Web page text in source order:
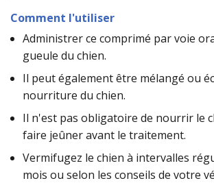
Comment l'utiliser
Administrer ce comprimé par voie
gueule du chien.
Il peut également être mélangé ou
nourriture du chien.
Il n'est pas obligatoire de nourrir le
faire jeûner avant le traitement.
Vermifugez le chien à intervalles
mois ou selon les conseils de votre